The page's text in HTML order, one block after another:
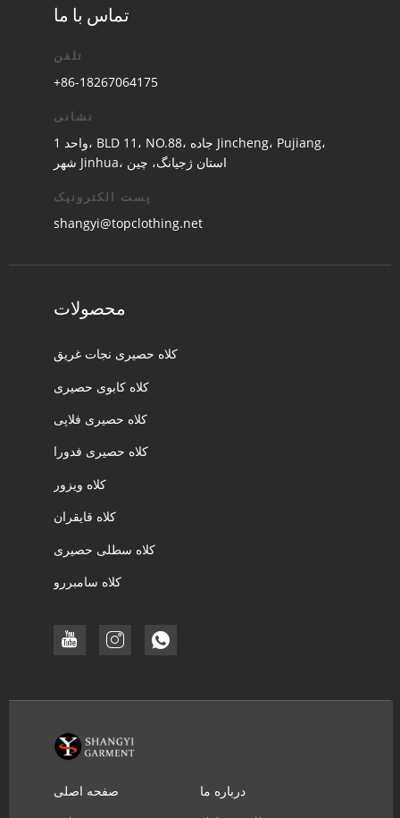
تماس با ما
تلفن
+86-18267064175
نشانی
واحد 1، BLD 11، NO.88، جاده Jincheng، Pujiang،
شهر Jinhua، استان ژجیانگ، چین
پست الکترونیک
shangyi@topclothing.net
محصولات
کلاه حصیری نجات غریق
کلاه کابوی حصیری
کلاه حصیری فلاپی
کلاه حصیری فدورا
کلاه ویزور
کلاه قایقران
کلاه سطلی حصیری
کلاه سامبررو
صفحه اصلی
درباره ما